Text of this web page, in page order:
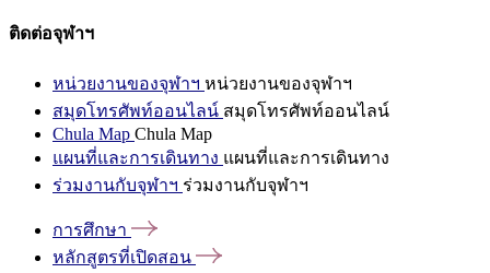
ติดต่อจุฬาฯ
หน่วยงานของจุฬาฯ หน่วยงานของจุฬาฯ
สมุดโทรศัพท์ออนไลน์ สมุดโทรศัพท์ออนไลน์
Chula Map Chula Map
แผนที่และการเดินทาง แผนที่และการเดินทาง
ร่วมงานกับจุฬาฯ ร่วมงานกับจุฬาฯ
การศึกษา
หลักสูตรที่เปิดสอน